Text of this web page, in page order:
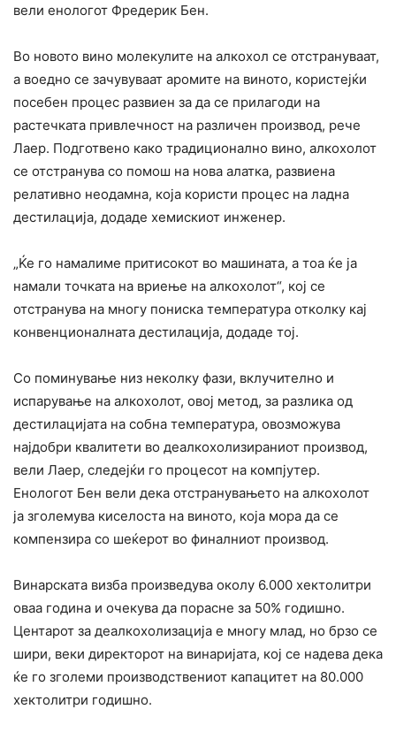
вели енологот Фредерик Бен.
Во новото вино молекулите на алкохол се отстрануваат,
а воедно се зачувуваат аромите на виното, користејќи
посебен процес развиен за да се прилагоди на
растечката привлечност на различен производ, рече
Лаер. Подготвено како традиционално вино, алкохолот
се отстранува со помош на нова алатка, развиена
релативно неодамна, која користи процес на ладна
дестилација, додаде хемискиот инженер.
„Ќе го намалиме притисокот во машината, а тоа ќе ја
намали точката на вриење на алкохолот“, кој се
отстранува на многу пониска температура отколку кај
конвенционалната дестилација, додаде тој.
Со поминување низ неколку фази, вклучително и
испарување на алкохолот, овој метод, за разлика од
дестилацијата на собна температура, овозможува
најдобри квалитети во деалкохолизираниот производ,
вели Лаер, следејќи го процесот на компјутер.
Енологот Бен вели дека отстранувањето на алкохолот
ја зголемува киселоста на виното, која мора да се
компензира со шеќерот во финалниот производ.
Винарската визба произведува околу 6.000 хектолитри
оваа година и очекува да порасне за 50% годишно.
Центарот за деалкохолизација е многу млад, но брзо се
шири, веки директорот на винаријата, кој се надева дека
ќе го зголеми производствениот капацитет на 80.000
хектолитри годишно.